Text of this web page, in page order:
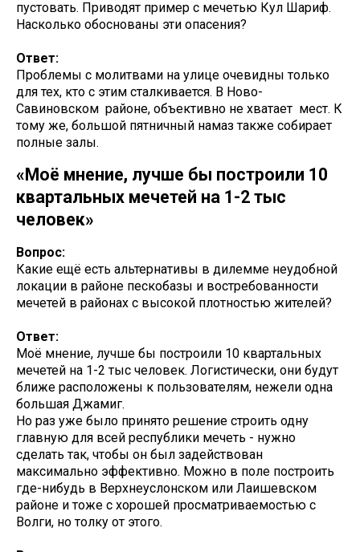
пустовать. Приводят пример с мечетью Кул Шариф.
Насколько обоснованы эти опасения?
Ответ:
Проблемы с молитвами на улице очевидны только
для тех, кто с этим сталкивается. В Ново-
Савиновском районе, объективно не хватает мест. К
тому же, большой пятничный намаз также собирает
полные залы.
«Моё мнение, лучше бы построили 10
квартальных мечетей на 1-2 тыс
человек»
Вопрос:
Какие ещё есть альтернативы в дилемме неудобной
локации в районе пескобазы и востребованности
мечетей в районах с высокой плотностью жителей?
Ответ:
Моё мнение, лучше бы построили 10 квартальных
мечетей на 1-2 тыс человек. Логистически, они будут
ближе расположены к пользователям, нежели одна
большая Джамиг.
Но раз уже было принято решение строить одну
главную для всей республики мечеть - нужно
сделать так, чтобы он был задействован
максимально эффективно. Можно в поле построить
где-нибудь в Верхнеуслонском или Лаишевском
районе и тоже с хорошей просматриваемостью с
Волги, но толку от этого.